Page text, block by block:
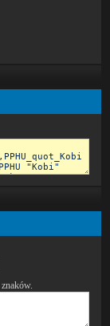
znaków.